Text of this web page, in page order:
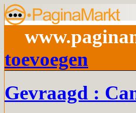
toevoegen
Gevraagd :